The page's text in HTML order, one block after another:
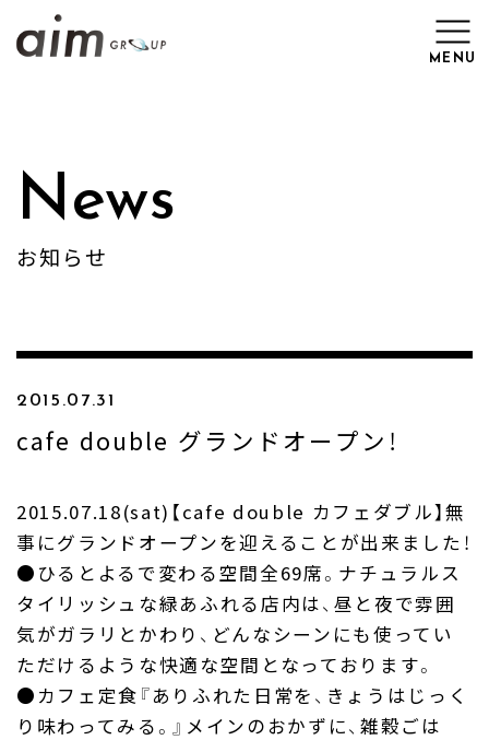
MENU
News
Work
Recruit
Produce
FC & Licence
Contact
News
お知らせ
2015.07.31
cafe double グランドオープン！
2015.07.18(sat)【cafe double カフェダブル】無
事にグランドオープンを迎えることが出来ました！
●ひるとよるで変わる空間全69席。ナチュラルス
タイリッシュな緑あふれる店内は、昼と夜で雰囲
気がガラリとかわり、どんなシーンにも使ってい
ただけるような快適な空間となっております。
●カフェ定食『ありふれた日常を、きょうはじっく
り味わってみる。』メインのおかずに、雑穀ごは